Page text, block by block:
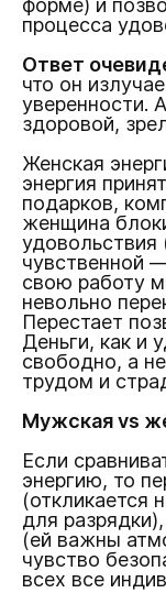
форме) и
процесса
Ответ
что он
уверенности.
здоровой,
Женская
энергия
подарков,
женщина
удовольствия
чувственной
свою работу
невольно
Перестает
Деньги, как и
свободно, а
трудом и
Мужская vs
Если
энергию, то
(откликается
для
(ей важны
чувство
всех все